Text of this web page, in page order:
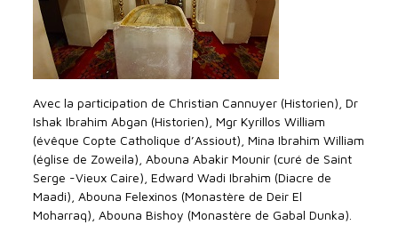
Avec la participation de Christian Cannuyer (Historien), Dr
Ishak Ibrahim Abgan (Historien), Mgr Kyrillos William
(évêque Copte Catholique d’Assiout), Mina Ibrahim William
(église de Zoweila), Abouna Abakir Mounir (curé de Saint
Serge -Vieux Caire), Edward Wadi Ibrahim (Diacre de
Maadi), Abouna Felexinos (Monastère de Deir El
Moharraq), Abouna Bishoy (Monastère de Gabal Dunka).